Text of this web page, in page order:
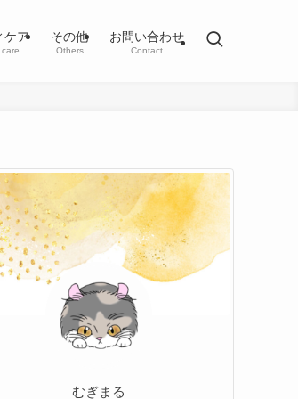
ケア その他
Others
お問い合わせ
Contact
むぎまる